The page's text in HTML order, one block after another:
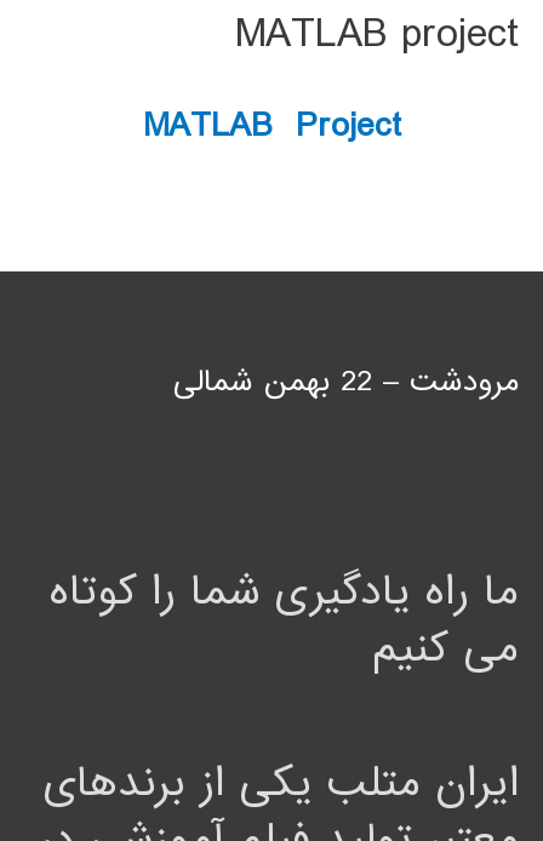
MATLAB project
MATLAB Project
مرودشت – 22 بهمن شمالی
ما راه یادگیری شما را کوتاه
می کنیم
ایران متلب یکی از برندهای